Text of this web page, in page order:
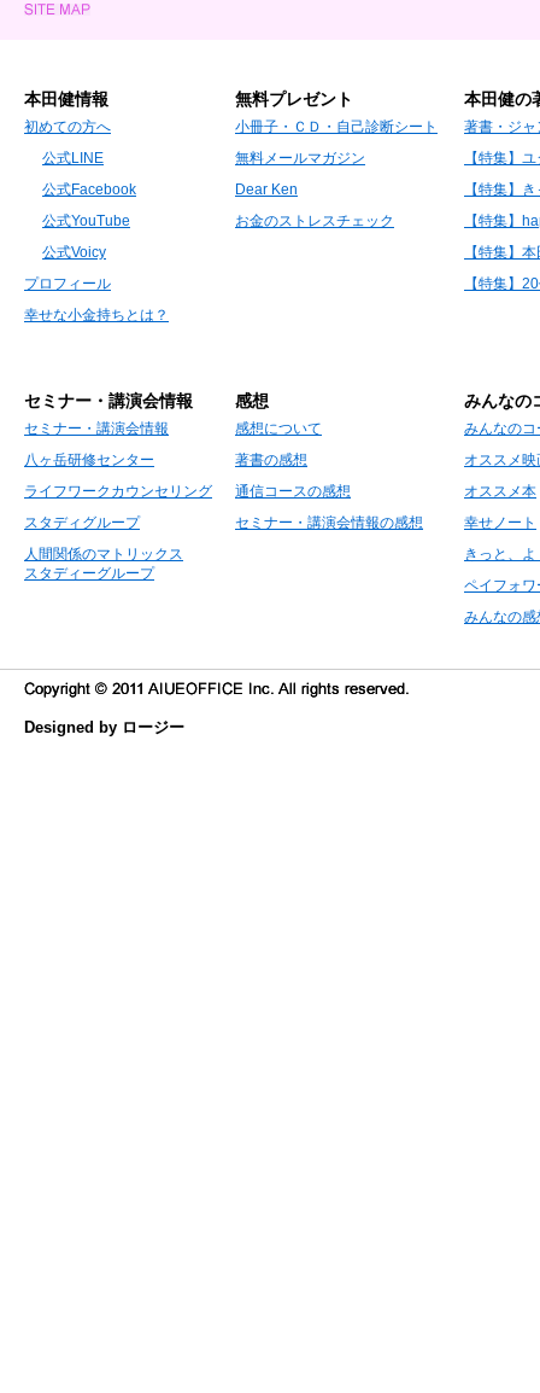
本田健情報
初めての方へ
公式LINE
公式Facebook
公式YouTube
公式Voicy
プロフィール
幸せな小金持ちとは？
無料プレゼント
小冊子・ＣＤ・自己診断シート
無料メールマガジン
Dear Ken
お金のストレスチェック
本田健の
著書・ジャ
【特集】
【特集】
【特集】
【特集】
【特集】
セミナー・講演会情報
セミナー・講演会情報
八ヶ岳研修センター
ライフワークカウンセリング
スタディグループ
人間関係のマトリックス
スタディーグループ
感想
感想について
著書の感想
通信コースの感想
セミナー・講演会情報の感想
みんなの
みんなの
オススメ映
オススメ本
幸せノート
きっと、
ペイフォワ
みんなの感
Designed by ロージー